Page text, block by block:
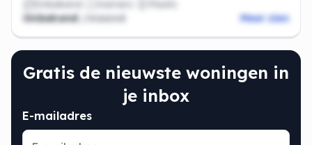
Onbekend Kamers
Plaats
Onbekend
/maand Meer zien
Gratis de nieuwste woningen in
je inbox
E-mailadres